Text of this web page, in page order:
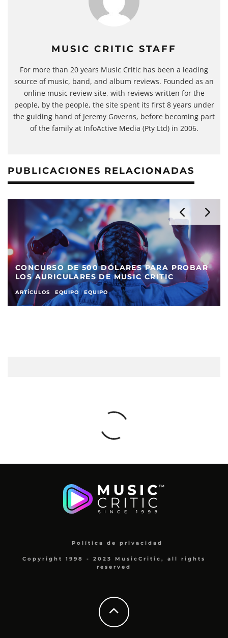
MUSIC CRITIC STAFF
For more than 20 years Music Critic has been a leading
source of music, band, and album reviews. Founded as an
online music review site, with reviews written for the
people, by the people, the site spent its first 8 years under
the guiding hand of Jeremy Governs, before becoming part
of the family at InfoActive Media (Pty Ltd) in 2006.
PUBLICACIONES RELACIONADAS
CONCURSO DE 500 DÓLARES PARA PROBAR
LOS AURICULARES DE MUSIC CRITIC
ARTÍCULOS EQUIPO EQUIPO
Política de privacidad
Copyright 1998 - 2023 MusicCritic, all rights
reserved